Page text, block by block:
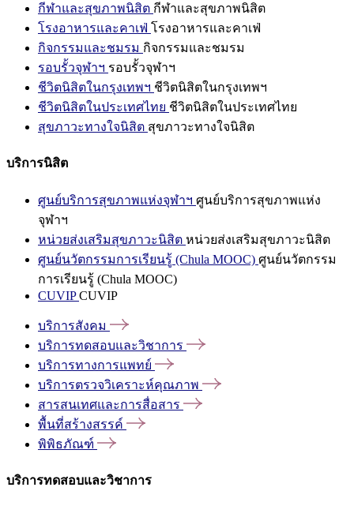
กีฬาและสุขภาพนิสิต กีฬาและสุขภาพนิสิต
โรงอาหารและคาเฟ่ โรงอาหารและคาเฟ่
กิจกรรมและชมรม กิจกรรมและชมรม
รอบรั้วจุฬาฯ รอบรั้วจุฬาฯ
ชีวิตนิสิตในกรุงเทพฯ ชีวิตนิสิตในกรุงเทพฯ
ชีวิตนิสิตในประเทศไทย ชีวิตนิสิตในประเทศไทย
สุขภาวะทางใจนิสิต สุขภาวะทางใจนิสิต
บริการนิสิต
ศูนย์บริการสุขภาพแห่งจุฬาฯ ศูนย์บริการสุขภาพแห่ง
จุฬาฯ
หน่วยส่งเสริมสุขภาวะนิสิต หน่วยส่งเสริมสุขภาวะนิสิต
ศูนย์นวัตกรรมการเรียนรู้ (Chula MOOC) ศูนย์นวัตกรรม
การเรียนรู้ (Chula MOOC)
CUVIPCUVIP
บริการสังคม
บริการทดสอบและวิชาการ
บริการทางการแพทย์
บริการตรวจวิเคราะห์คุณภาพ
สารสนเทศและการสื่อสาร
พื้นที่สร้างสรรค์
พิพิธภัณฑ์
บริการทดสอบและวิชาการ